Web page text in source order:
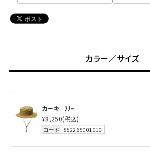
カラー／サイズ
カーキ
ﾌﾘｰ
¥8,250(税込)
コード 552265001010